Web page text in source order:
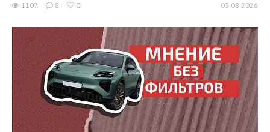
1107 8 0 03.08.2026